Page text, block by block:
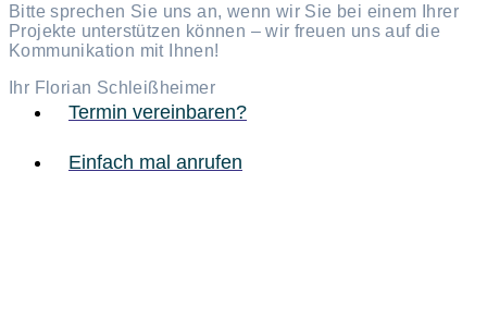
Bitte sprechen Sie uns an, wenn wir Sie bei einem Ihrer
Projekte unterstützen können – wir freuen uns auf die
Kommunikation mit Ihnen!
Ihr Florian Schleißheimer
Termin vereinbaren?
Einfach mal anrufen